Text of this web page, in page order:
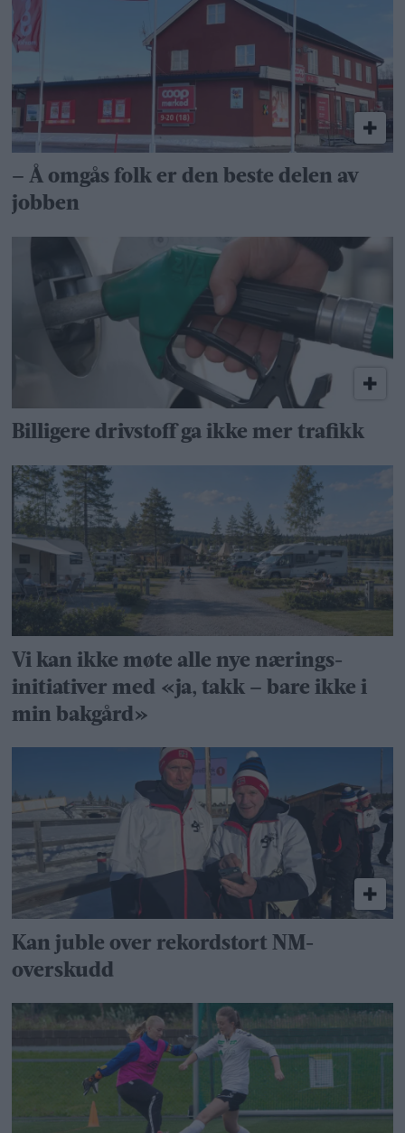
– Å omgås folk er den beste delen av
jobben
Billigere drivstoff ga ikke mer trafikk
Vi kan ikke møte alle nye nærings­
initiativer med «ja, takk – bare ikke i
min bakgård»
Kan juble over rekordstort NM-
overskudd